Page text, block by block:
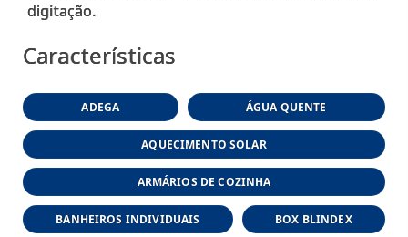
Características
ADEGA ÁGUA QUENTE
AQUECIMENTO SOLAR
ARMÁRIOS DE COZINHA
BANHEIROS INDIVIDUAIS BOX BLINDEX